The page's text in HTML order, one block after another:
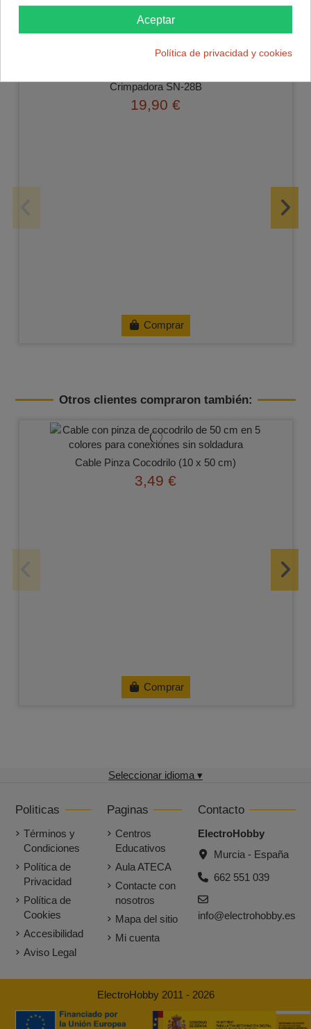
Accesorios
Crimpadora SN-28B
19,90 €
Comprar
Otros clientes compraron también:
Cable Pinza Cocodrilo (10 x 50 cm)
3,49 €
Comprar
Seleccionar idioma ▾
Politicas
Términos y
Condiciones
Política de
Privacidad
Política de
Cookies
Accesibilidad
Aviso Legal
Paginas
Centros
Educativos
Aula ATECA
Contacte con
nosotros
Mapa del sitio
Mi cuenta
Contacto
ElectroHobby
Murcia - España
662 551 039
info@electrohobby.es
ElectroHobby 2011 - 2026
Aceptar
Política de privacidad y cookies